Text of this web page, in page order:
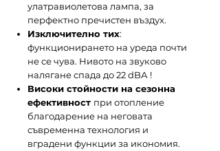
улатравиолетова лампа, за
перфектно пречистен въздух.
Изключително тих:
функционирането на уреда почти
не се чува. Нивото на звуково
налягане спада до 22 dBА !
Високи стойности на сезонна
ефективност при отопление
благодарение на неговата
съвременна технология и
вградени функции за икономия.